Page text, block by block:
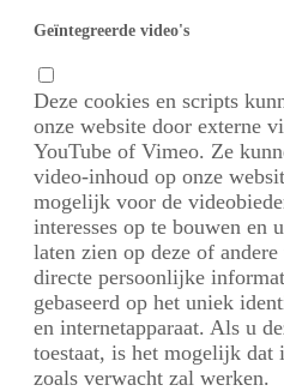
Geïntegreerde video's
Deze cookies en scripts
onze website door externe
YouTube of Vimeo. Ze
video-inhoud op onze
mogelijk voor de
interesses op te bouwen en
laten zien op deze of
directe persoonlijke
gebaseerd op het uniek
en internetapparaat. Als u
toestaat, is het mogelijk dat
zoals verwacht zal werken.